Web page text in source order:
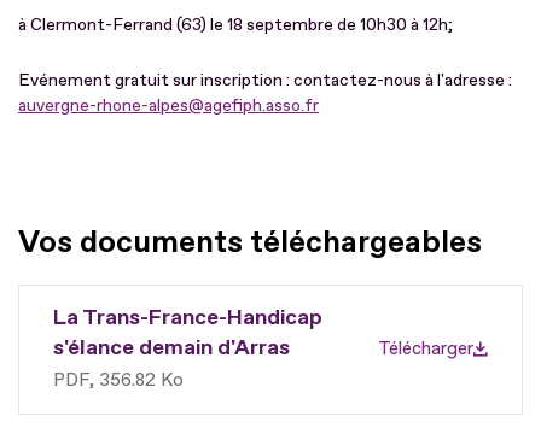
à Clermont-Ferrand (63) le 18 septembre de 10h30 à 12h;
Evénement gratuit sur inscription : contactez-nous à l'adresse :
auvergne-rhone-alpes@agefiph.asso.fr
Vos documents téléchargeables
La Trans-France-Handicap
s'élance demain d'Arras
PDF 356.82 Ko
Télécharger